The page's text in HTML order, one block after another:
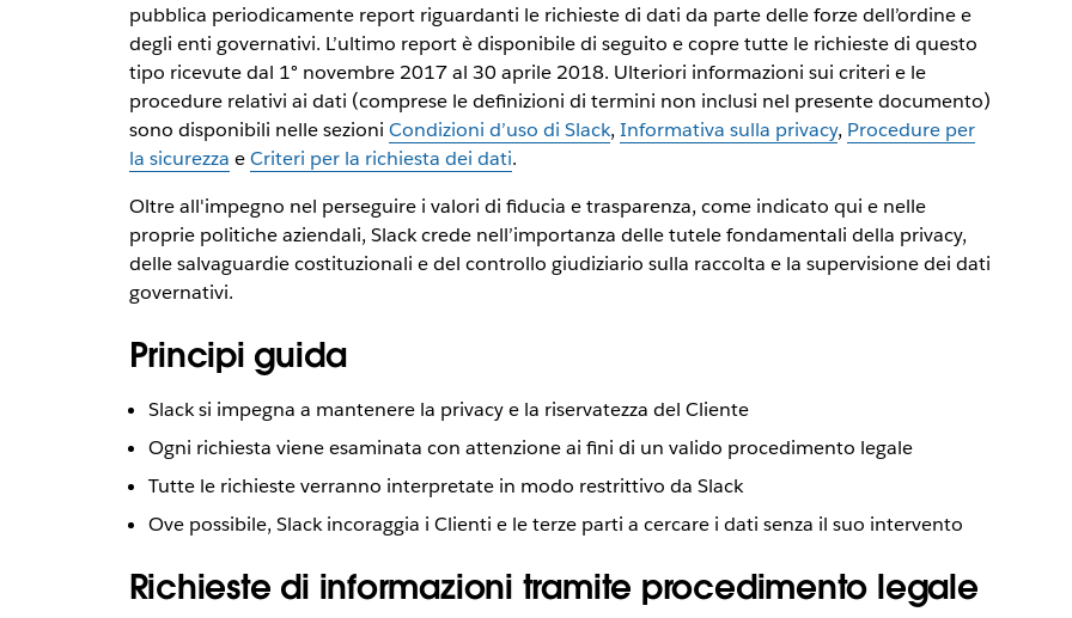
pubblica periodicamente report riguardanti le richieste di dati da parte delle forze dell’ordine e
degli enti governativi. L’ultimo report è disponibile di seguito e copre tutte le richieste di questo
tipo ricevute dal 1° novembre 2017 al 30 aprile 2018. Ulteriori informazioni sui criteri e le
procedure relativi ai dati (comprese le definizioni di termini non inclusi nel presente documento)
sono disponibili nelle sezioni Condizioni d’uso di Slack, Informativa sulla privacy, Procedure per
la sicurezza eCriteri per la richiesta dei dati.
Oltre all'impegno nel perseguire i valori di fiducia e trasparenza, come indicato qui e nelle
proprie politiche aziendali, Slack crede nell’importanza delle tutele fondamentali della privacy,
delle salvaguardie costituzionali e del controllo giudiziario sulla raccolta e la supervisione dei dati
governativi.
Principi guida
Slack si impegna a mantenere la privacy e la riservatezza del Cliente
Ogni richiesta viene esaminata con attenzione ai fini di un valido procedimento legale
Tutte le richieste verranno interpretate in modo restrittivo da Slack
Ove possibile, Slack incoraggia i Clienti e le terze parti a cercare i dati senza il suo intervento
Richieste di informazioni tramite procedimento legale